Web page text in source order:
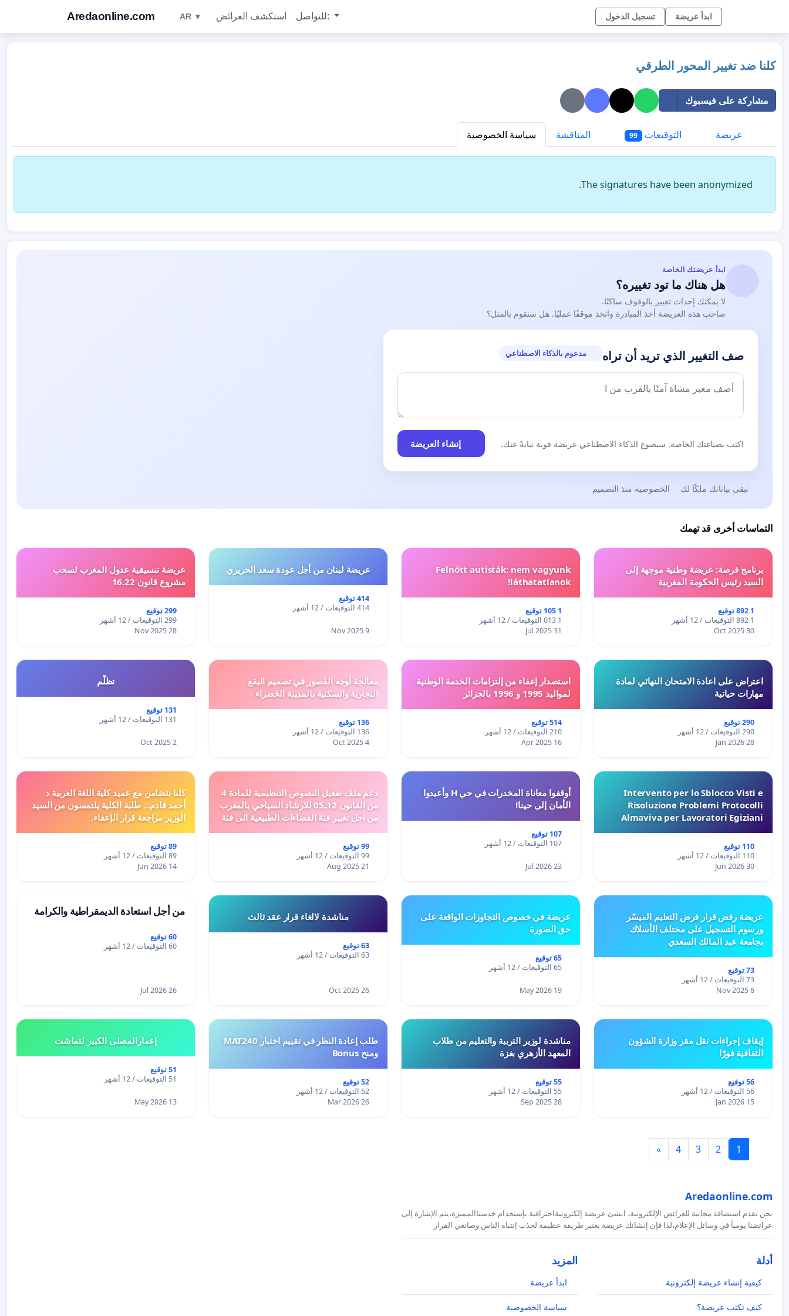
Aredaonline.com AR ▼ استكشف العرائض للتواصل: تسجيل الدخول ابدأ عريضة
كلنا ضد تغيير المحور الطرقي
مشاركة على فيسبوك
عريضة التوقيعات 99 المناقشة سياسة الخصوصية
The signatures have been anonymized.
ابدأ عريضتك الخاصة
هل هناك ما تود تغييره؟
لا يمكنك إحداث تغيير بالوقوف ساكنًا.
صاحب هذه العريضة أخذ المبادرة واتخذ موقفًا عمليًا. هل ستقوم بالمثل؟
صف التغيير الذي تريد أن تراه مدعوم بالذكاء الاصطناعي
اكتب بصياغتك الخاصة. سيصوغ الذكاء الاصطناعي عريضة قوية نيابةً عنك. إنشاء العريضة
تبقى بياناتك ملكًا لك الخصوصية منذ التصميم
التماسات أخرى قد تهمك
برنامج فرصة: عريضة وطنية موجهة إلى
السيد رئيس الحكومة المغربية
1 892 توقيع
1 892 التوقيعات / 12 أشهر
30 Oct 2025
Felnőtt autisták: nem vagyunk
láthatatlanok!
1 105 توقيع
1 013 التوقيعات / 12 أشهر
31 Jul 2025
عريضة لبنان من أجل عودة سعد الحريري
414 توقيع
414 التوقيعات / 12 أشهر
9 Nov 2025
عريضة تنسيقية عدول المغرب لسحب
مشروع قانون 16.22
299 توقيع
299 التوقيعات / 12 أشهر
28 Nov 2025
اعتراض على اعادة الامتحان النهائي لمادة
مهارات حياتية
290 توقيع
290 التوقيعات / 12 أشهر
28 Jan 2026
استصدار إعفاء من إلتزامات الخدمة الوطنية
لمواليد 1995 و 1996 بالجزائر
514 توقيع
210 التوقيعات / 12 أشهر
16 Apr 2025
معالجة أوجه القصور في تصميم البقع
التجارية والسكنية بالمدينة الخضراء
136 توقيع
136 التوقيعات / 12 أشهر
4 Oct 2025
تظلّم
131 توقيع
131 التوقيعات / 12 أشهر
2 Oct 2025
Intervento per lo Sblocco Visti e
Risoluzione Problemi Protocolli
Almaviva per Lavoratori Egiziani
110 توقيع
110 التوقيعات / 12 أشهر
30 Jun 2026
أوقفوا معاناة المخدرات في حي H وأعيدوا
الأمان إلى حينا!
107 توقيع
107 التوقيعات / 12 أشهر
23 Jul 2026
دعم ملف تفعيل النصوص التنظيمية للمادة 4
من القانون 12ـ05 للارشاد السياحي بالمغرب
من اجل تغيير فئة الفضاءات الطبيعية الى فئة
99 توقيع
99 التوقيعات / 12 أشهر
21 Aug 2025
كلنا نتضامن مع عميد كلية اللغة العربية د
أحمد قادم... طلبة الكلية يلتمسون من السيد
الوزير مراجعة قرار الإعفاء.
89 توقيع
89 التوقيعات / 12 أشهر
14 Jun 2026
عريضة رفض قرار فرض التعليم الميسّر
ورسوم التسجيل على مختلف الأسلاك
بجامعة عبد المالك السعدي
73 توقيع
73 التوقيعات / 12 أشهر
6 Nov 2025
عريضة في خصوص التجاوزات الواقعة على
حق الصورة
65 توقيع
65 التوقيعات / 12 أشهر
19 May 2026
مناشدة لالغاء قرار عقد ثالث
63 توقيع
63 التوقيعات / 12 أشهر
26 Oct 2025
من أجل استعادة الديمقراطية والكرامة
60 توقيع
60 التوقيعات / 12 أشهر
26 Jul 2026
إيقاف إجراءات نقل مقر وزارة الشؤون
الثقافية فورًا
56 توقيع
56 التوقيعات / 12 أشهر
15 Jan 2026
مناشدة لوزير التربية والتعليم من طلاب
المعهد الأزهري بغزة
55 توقيع
55 التوقيعات / 12 أشهر
28 Sep 2025
طلب إعادة النظر في تقييم اختبار MAT240
ومنح Bonus
52 توقيع
52 التوقيعات / 12 أشهر
26 Mar 2026
إعمارالمصلى الكبير لتماشت
51 توقيع
51 التوقيعات / 12 أشهر
13 May 2026
1
2
3
4
»
Aredaonline.com
نحن نقدم استضافة مجانية للعرائض الإلكترونية، انشئ عريضة إلكترونيةاحترافية بإستخدام خدمتناالمميزة،يتم الإشارة إلى
عرائضنا يومياً في وسائل الإعلام،لذا فإن إنشائك عريضة يعتبر طريقة عظيمة لجذب إنتباه الناس وصانعي القرار
أدلة
كيفية إنشاء عريضة إلكترونية
كيف تكتب عريضة؟
المزيد
ابدأ عريضة
سياسة الخصوصية